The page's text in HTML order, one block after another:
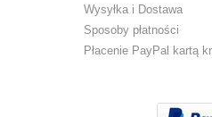
Wysyłka i Dostawa
Sposoby płatności
Płacenie PayPal kartą